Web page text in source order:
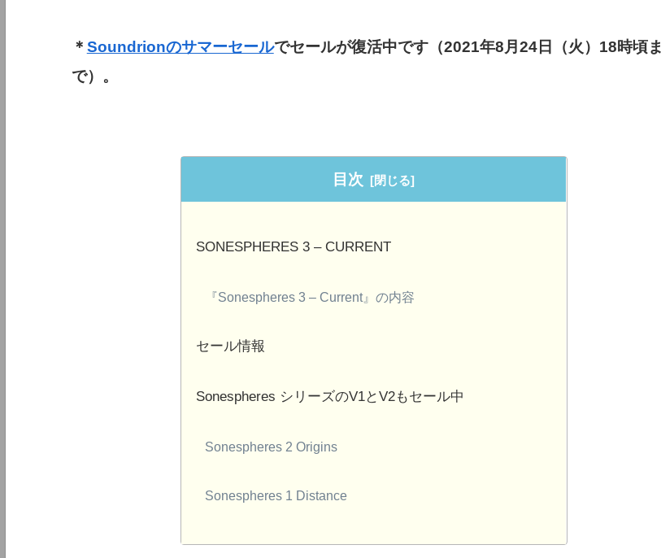
＊ Soundrionのサマーセールでセールが復活中です（2021年8月24日（火）18時頃ま
で）。
目次
SONESPHERES 3 – CURRENT
『Sonespheres 3 – Current』の内容
セール情報
Sonespheres シリーズのV1とV2もセール中
Sonespheres 2 Origins
Sonespheres 1 Distance